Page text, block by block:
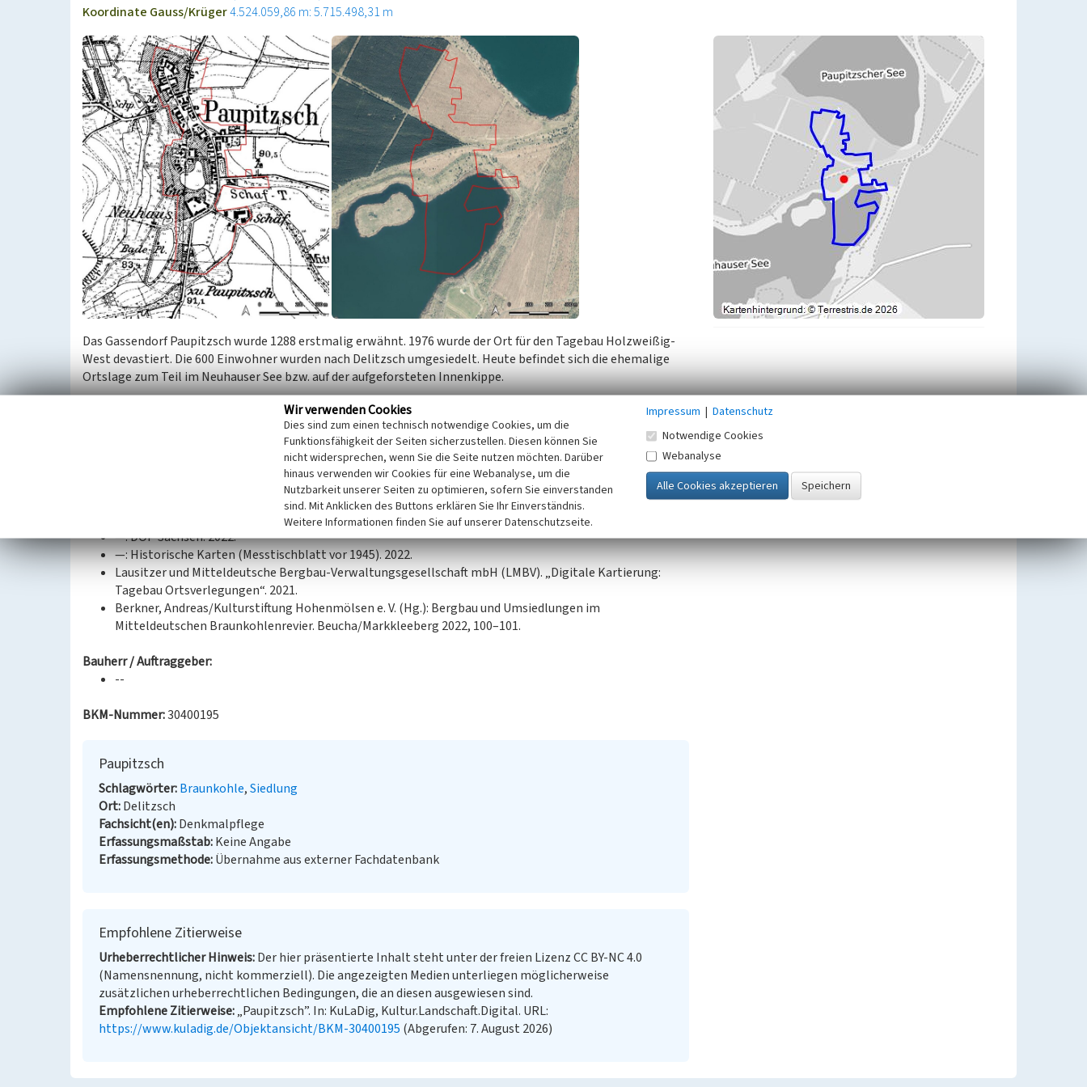
Koordinate Gauss/Krüger4.524.059,86 m: 5.715.498,31 m
Das Gassendorf Paupitzsch wurde 1288 erstmalig erwähnt. 1976 wurde der Ort für den Tagebau Holzweißig-
West devastiert. Die 600 Einwohner wurden nach Delitzsch umgesiedelt. Heute befindet sich die ehemalige
Ortslage zum Teil im Neuhauser See bzw. auf der aufgeforsteten Innenkippe.
(Ullrich Ochs, Landesamt für Archäologie Sachsen, 2023)
GeoSN, dl-de/by-2-0.: DGM1 Sachsen. 2022.
—: DOP Sachsen. 2022.
—: Historische Karten (Messtischblatt vor 1945). 2022.
Lausitzer und Mitteldeutsche Bergbau-Verwaltungsgesellschaft mbH (LMBV). „Digitale Kartierung:
Tagebau Ortsverlegungen“. 2021.
Berkner, Andreas/Kulturstiftung Hohenmölsen e. V. (Hg.): Bergbau und Umsiedlungen im
Mitteldeutschen Braunkohlenrevier. Beucha/Markkleeberg 2022, 100–101.
Bauherr / Auftraggeber:
--
BKM-Nummer:30400195
Paupitzsch
Schlagwörter Braunkohle Siedlung
Ort Delitzsch
Fachsicht(en) Denkmalpflege
Erfassungsmaßstab Keine Angabe
Erfassungsmethode Übernahme aus externer Fachdatenbank
Empfohlene Zitierweise
Urheberrechtlicher Hinweis Der hier präsentierte Inhalt steht unter der freien Lizenz CC BY-NC 4.0
(Namensnennung, nicht kommerziell). Die angezeigten Medien unterliegen möglicherweise
zusätzlichen urheberrechtlichen Bedingungen, die an diesen ausgewiesen sind.
Empfohlene Zitierweise „Paupitzsch”. In: KuLaDig, Kultur.Landschaft.Digital. URL:
https://www.kuladig.de/Objektansicht/BKM-30400195 (Abgerufen: 7. August 2026)
Wir verwenden Cookies
Dies sind zum einen technisch notwendige Cookies, um die
Funktionsfähigkeit der Seiten sicherzustellen. Diesen können Sie
nicht widersprechen, wenn Sie die Seite nutzen möchten. Darüber
hinaus verwenden wir Cookies für eine Webanalyse, um die
Nutzbarkeit unserer Seiten zu optimieren, sofern Sie einverstanden
sind. Mit Anklicken des Buttons erklären Sie Ihr Einverständnis.
Weitere Informationen finden Sie auf unserer Datenschutzseite.
Impressum | Datenschutz
Notwendige Cookies
Webanalyse